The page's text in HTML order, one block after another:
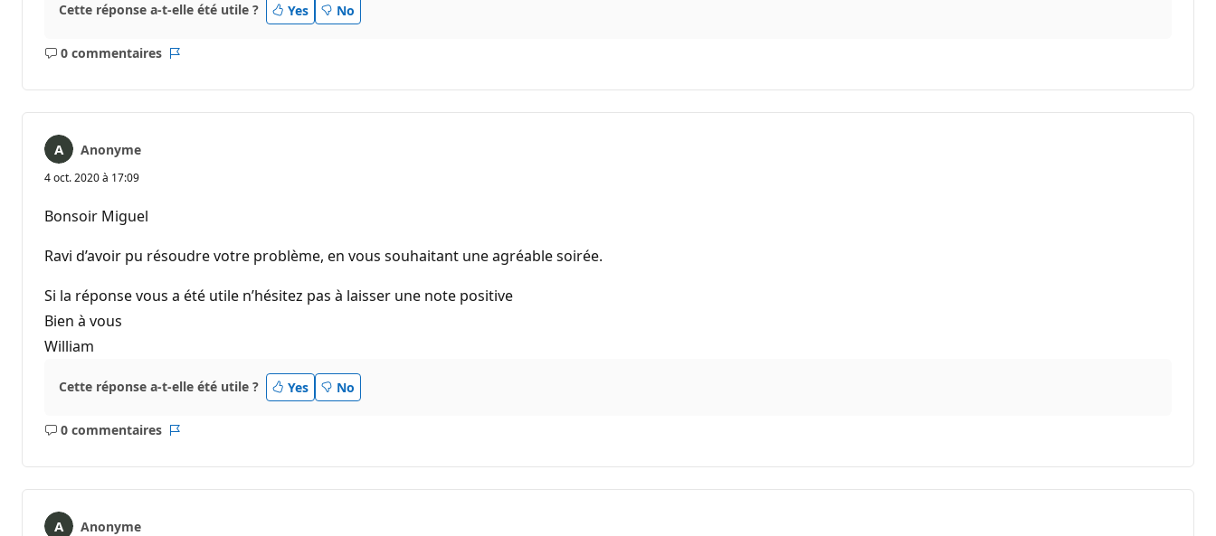
Cette réponse a-t-elle été utile ? Yes No
0 commentaires
Aucun
Anonyme
4 oct. 2020 à 17:09
Bonsoir Miguel
Ravi d’avoir pu résoudre votre problème, en vous souhaitant une agréable soirée.
Si la réponse vous a été utile n’hésitez pas à laisser une note positive
Bien à vous
William
Cette réponse a-t-elle été utile ? Yes No
0 commentaires
Aucun
Anonyme